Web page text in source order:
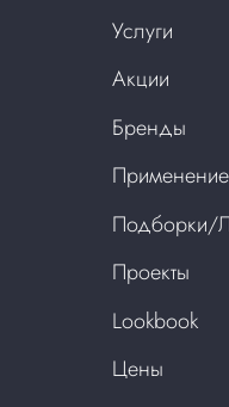
Услуги
Акции
Бренды
Применение
Подборки/
Проекты
Lookbook
Цены